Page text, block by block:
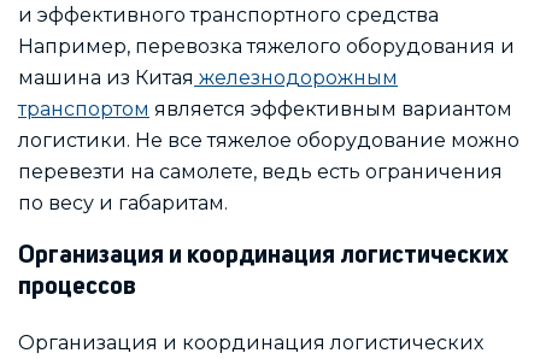
и эффективного транспортного средства
Например, перевозка тяжелого оборудования и
машина из Китая железнодорожным
транспортом является эффективным вариантом
логистики. Не все тяжелое оборудование можно
перевезти на самолете, ведь есть ограничения
по весу и габаритам.
Организация и координация логистических
процессов
Организация и координация логистических